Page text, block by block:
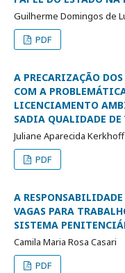
Guilherme Domingos de
PDF
A PRECARIZAÇÃO
COM A
LICENCIAMENTO
SADIA QUALIDADE
Juliane Aparecida Kerkhoff
PDF
A
VAGAS PARA
SISTEMA
Camila Maria Rosa Casari
PDF